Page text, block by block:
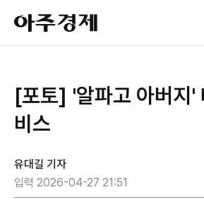
아
주
경
[포토] '알파고 아버지'
비스
유대길 기자
입력 2026-04-27 21:51